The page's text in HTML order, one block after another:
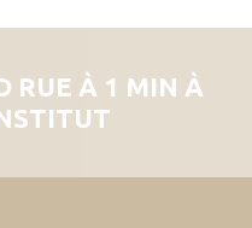
RUE À 1 MIN À